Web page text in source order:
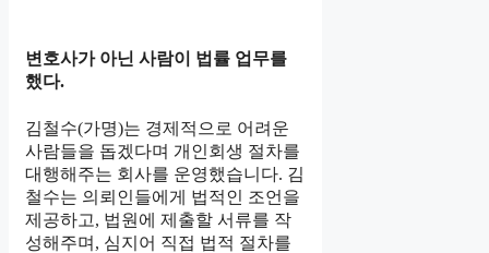
변호사가 아닌 사람이 법률 업무를
했다.
김철수(가명)는 경제적으로 어려운
사람들을 돕겠다며 개인회생 절차를
대행해주는 회사를 운영했습니다. 김
철수는 의뢰인들에게 법적인 조언을
제공하고, 법원에 제출할 서류를 작
성해주며, 심지어 직접 법적 절차를